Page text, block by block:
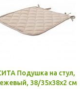
Подушка на стул,
38/35x38x2 см